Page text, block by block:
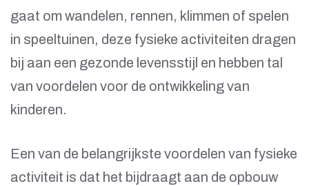
gaat om wandelen, rennen, klimmen of spelen
in speeltuinen, deze fysieke activiteiten dragen
bij aan een gezonde levensstijl en hebben tal
van voordelen voor de ontwikkeling van
kinderen.
Een van de belangrijkste voordelen van fysieke
activiteit is dat het bijdraagt aan de opbouw